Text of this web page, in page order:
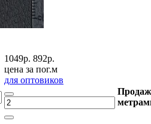
1049р. 892р.
цена за пог.м
для оптовиков